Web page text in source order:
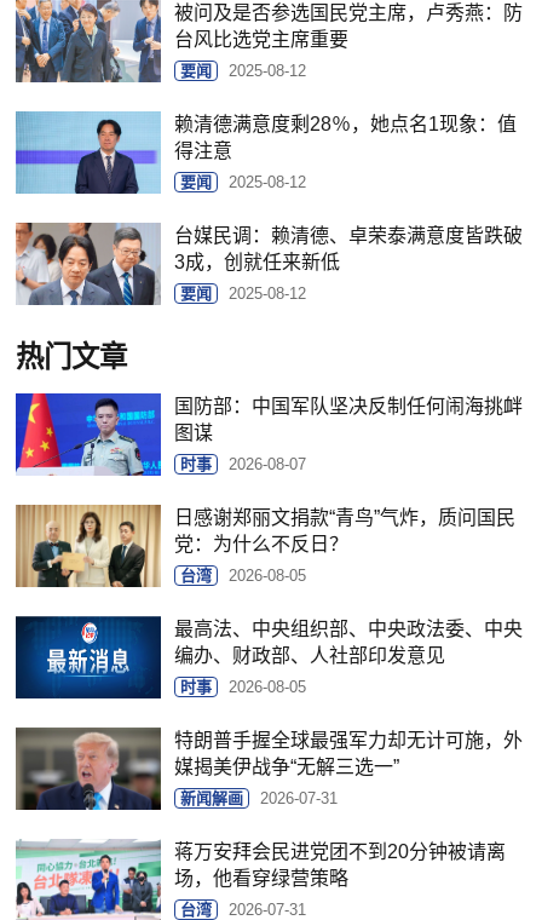
被问及是否参选国民党主席，卢秀燕：防
台风比选党主席重要
要闻 2025-08-12
赖清德满意度剩28％，她点名1现象：值
得注意
要闻 2025-08-12
台媒民调：赖清德、卓荣泰满意度皆跌破
3成，创就任来新低
要闻 2025-08-12
热门文章
国防部：中国军队坚决反制任何闹海挑衅
图谋
时事 2026-08-07
日感谢郑丽文捐款“青鸟”气炸，质问国民
党：为什么不反日？
台湾 2026-08-05
最高法、中央组织部、中央政法委、中央
编办、财政部、人社部印发意见
时事 2026-08-05
特朗普手握全球最强军力却无计可施，外
媒揭美伊战争“无解三选一”
新闻解画 2026-07-31
蒋万安拜会民进党团不到20分钟被请离
场，他看穿绿营策略
台湾 2026-07-31